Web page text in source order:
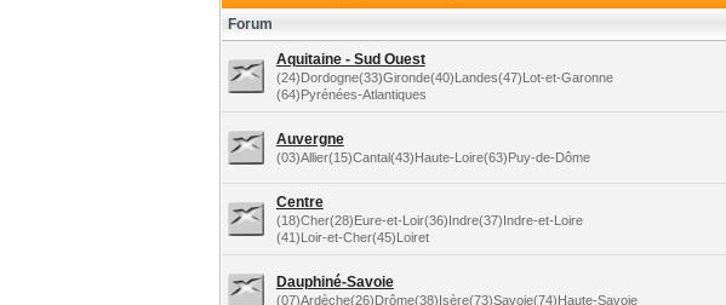
Forum
Aquitaine - Sud Ouest
(24)Dordogne(33)Gironde(40)Landes(47)Lot-et-Garonne
(64)Pyrénées-Atlantiques
Auvergne
(03)Allier(15)Cantal(43)Haute-Loire(63)Puy-de-Dôme
Centre
(18)Cher(28)Eure-et-Loir(36)Indre(37)Indre-et-Loire
(41)Loir-et-Cher(45)Loiret
Dauphiné-Savoie
(07)Ardèche(26)Drôme(38)Isère(73)Savoie(74)Haute-Savoie